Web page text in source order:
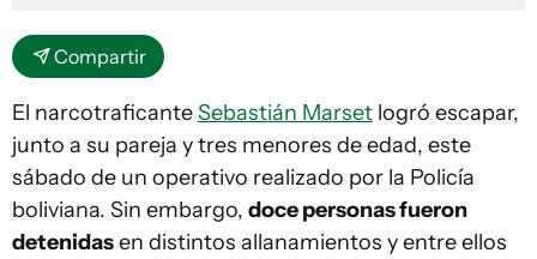
Compartir
El narcotraficanteSebastián Marset logró escapar,
junto a su pareja y tres menores de edad, este
sábado de un operativo realizado por la Policía
boliviana. Sin embargo, doce personas fueron
detenidasen distintos allanamientos y entre ellos